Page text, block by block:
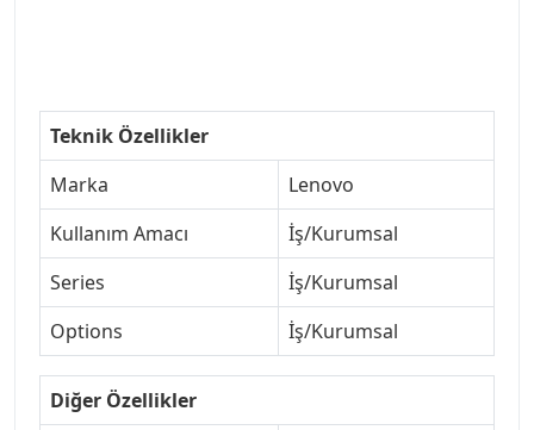
Teknik Özellikler
Marka
Lenovo
Kullanım Amacı
İş/Kurumsal
Series
İş/Kurumsal
Options
İş/Kurumsal
Diğer Özellikler